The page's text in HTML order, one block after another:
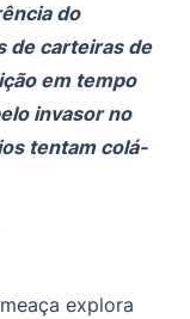
do
de carteiras de
em tempo
invasor no
tentam colá-
explora